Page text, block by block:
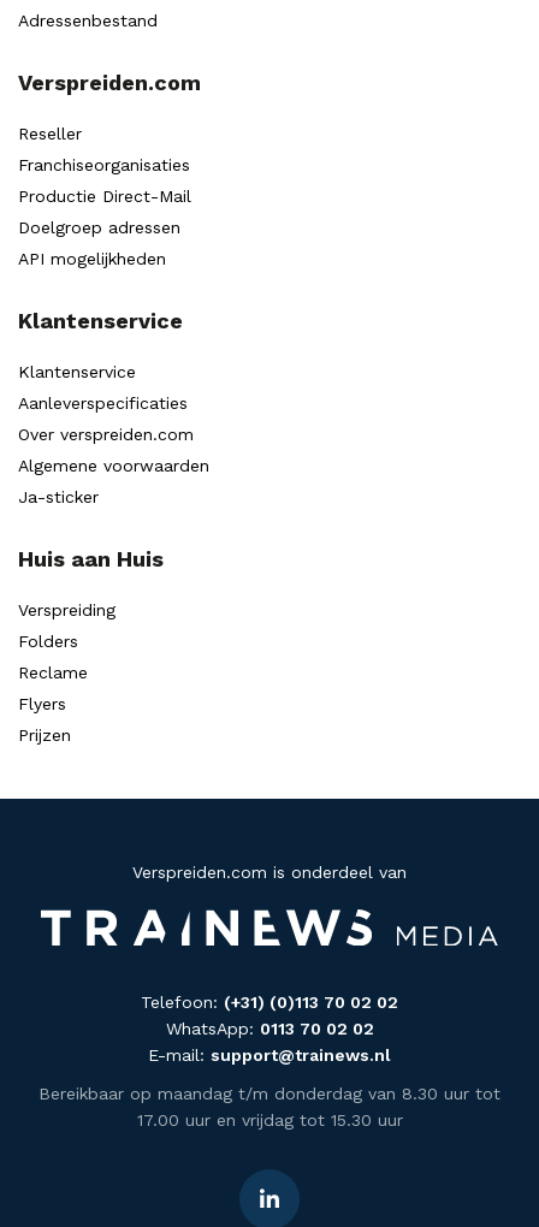
Adressenbestand
Verspreiden.com
Reseller
Franchiseorganisaties
Productie Direct-Mail
Doelgroep adressen
API mogelijkheden
Klantenservice
Klantenservice
Aanleverspecificaties
Over verspreiden.com
Algemene voorwaarden
Ja-sticker
Huis aan Huis
Verspreiding
Folders
Reclame
Flyers
Prijzen
Verspreiden.com is onderdeel van
Telefoon: (+31) (0)113 70 02 02
WhatsApp: 0113 70 02 02
E-mail: support@trainews.nl
Bereikbaar op maandag t/m donderdag van 8.30 uur tot
17.00 uur en vrijdag tot 15.30 uur